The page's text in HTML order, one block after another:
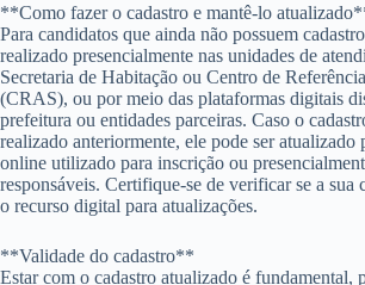
**Como fazer o cadastro e mantê-lo
Para candidatos que ainda não possuem
realizado presencialmente nas unidades de
Secretaria de Habitação ou Centro de
(CRAS), ou por meio das plataformas digitais
prefeitura ou entidades parceiras. Caso o
realizado anteriormente, ele pode ser atualizado
online utilizado para inscrição ou
responsáveis. Certifique-se de verificar se a sua
o recurso digital para atualizações.
**Validade do cadastro**
Estar com o cadastro atualizado é fundamental,